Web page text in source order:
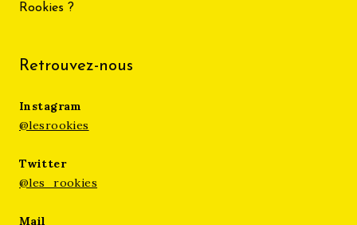
Rookies ?
Retrouvez-nous
Instagram
@lesrookies
Twitter
@les_rookies
Mail